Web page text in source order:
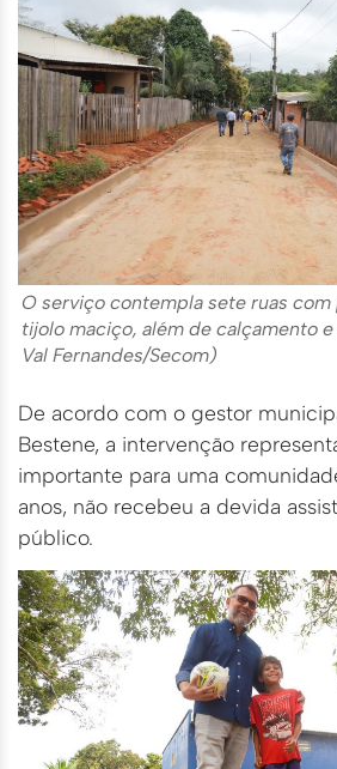
O serviço contempla sete ruas
tijolo maciço, além de calçamento
Val Fernandes/Secom)
De acordo com o gestor
Bestene, a intervenção
importante para uma
anos, não recebeu a devida
público.